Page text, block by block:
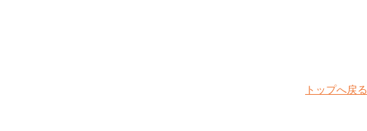
トップへ戻る